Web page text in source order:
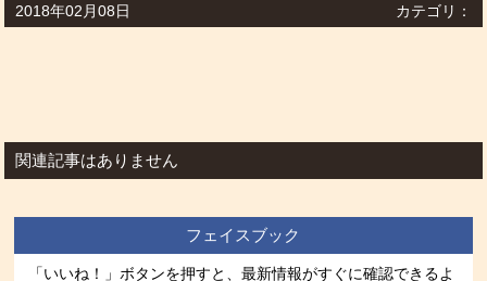
2018年02月08日 カテゴリ：
関連記事はありません
フェイスブック
「いいね！」ボタンを押すと、最新情報がすぐに確認できるよ